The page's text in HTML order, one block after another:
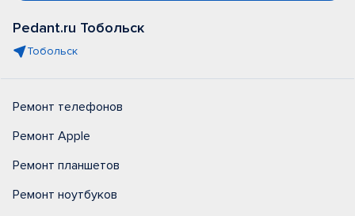
Pedant.ru Тобольск
Тобольск
Ремонт телефонов
Ремонт Apple
Ремонт планшетов
Ремонт ноутбуков